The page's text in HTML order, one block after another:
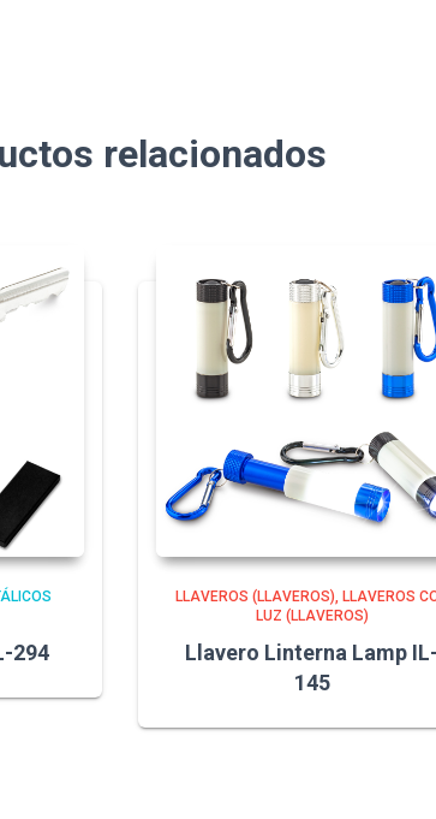
relacionados
294
LLAVEROS (LLAVEROS)
LLAVEROS
LUZ (LLAVEROS)
Llavero Linterna Lamp IL-
145